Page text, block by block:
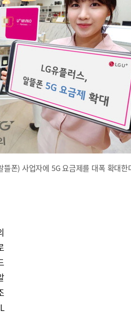
폰) 사업자에 5G 요금제를 대폭 확대한